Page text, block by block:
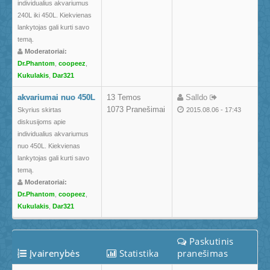
individualius akvariumus
240L iki 450L. Kiekvienas
lankytojas gali kurti savo
temą.
Moderatoriai:
Dr.Phantom coopeez
Kukulakis Dar321
akvariumai nuo 450L
Skyrius skirtas
diskusijoms apie
individualius akvariumus
nuo 450L. Kiekvienas
lankytojas gali kurti savo
temą.
Moderatoriai:
Dr.Phantom coopeez
Kukulakis Dar321
13 Temos
1073 Pranešimai
Salldo
2015.08.06 - 17:43
Įvairenybės Statistika
Paskutinis
pranešimas